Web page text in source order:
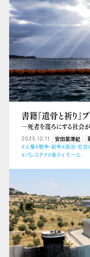
書籍『遺骨と祈り』
―死者を蔑ろにする社会
2025.12.11 安田菜津紀
#人権#戦争・紛争#政治・社会
#パレスチナ#東ティモール